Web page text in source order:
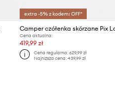
extra -5% z kodem: OFF*
Camper czółenka skórzane Pix
Cena aktualna:
419,99 zł
Cena regularna: 629,99 zł
Najniższa cena: 439,99 zł